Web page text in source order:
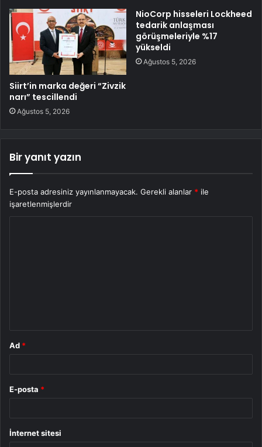
Siirt’in marka değeri “Zivzik
narı” tescillendi
Ağustos 5, 2026
NioCorp hisseleri Lockheed
tedarik anlaşması
görüşmeleriyle %17
yükseldi
Ağustos 5, 2026
Bir yanıt yazın
E-posta adresiniz yayınlanmayacak. Gerekli alanlar * ile
işaretlenmişlerdir
Ad *
E-posta *
İnternet sitesi